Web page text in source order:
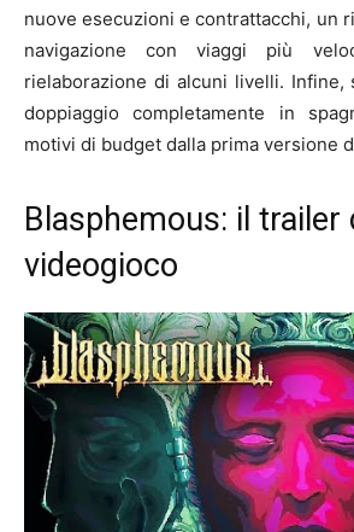
nuove esecuzioni e contrattacchi, un
navigazione con viaggi più
rielaborazione di alcuni livelli. Infine,
doppiaggio completamente in
motivi di budget dalla prima versione
Blasphemous: il trailer
videogioco